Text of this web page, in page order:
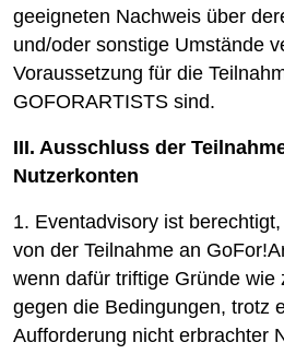
geeigneten Nachweis über
und/oder sonstige Umstände
Voraussetzung für die
GOFORARTISTS sind.
III. Ausschluss der
Nutzerkonten
1. Eventadvisory ist
von der Teilnahme an
wenn dafür triftige Gründe wie
gegen die Bedingungen, trotz
Aufforderung nicht erbrachter